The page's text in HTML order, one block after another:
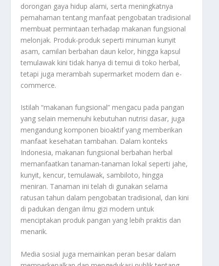
dorongan gaya hidup alami, serta meningkatnya
pemahaman tentang manfaat pengobatan tradisional
membuat permintaan terhadap makanan fungsional
melonjak. Produk-produk seperti minuman kunyit
asam, camilan berbahan daun kelor, hingga kapsul
temulawak kini tidak hanya di temui di toko herbal,
tetapi juga merambah supermarket modern dan e-
commerce.
Istilah “makanan fungsional” mengacu pada pangan
yang selain memenuhi kebutuhan nutrisi dasar, juga
mengandung komponen bioaktif yang memberikan
manfaat kesehatan tambahan. Dalam konteks
Indonesia, makanan fungsional berbahan herbal
memanfaatkan tanaman-tanaman lokal seperti jahe,
kunyit, kencur, temulawak, sambiloto, hingga
meniran. Tanaman ini telah di gunakan selama
ratusan tahun dalam pengobatan tradisional, dan kini
di padukan dengan ilmu gizi modern untuk
menciptakan produk pangan yang lebih praktis dan
menarik.
Media sosial juga memainkan peran besar dalam